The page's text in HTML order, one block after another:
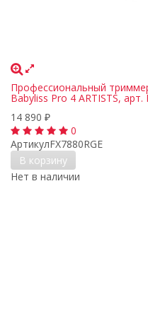
Профессиональный
Babyliss Pro 4 ARTISTS, арт.
14 890 ₽
0
АртикулFX7880RGE
В корзину
Нет в наличии